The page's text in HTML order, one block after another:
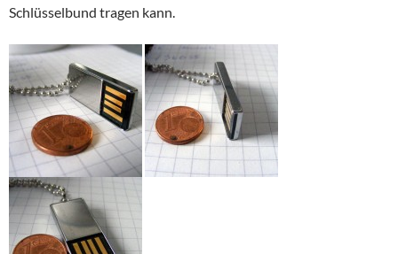
Schlüsselbund tragen kann.